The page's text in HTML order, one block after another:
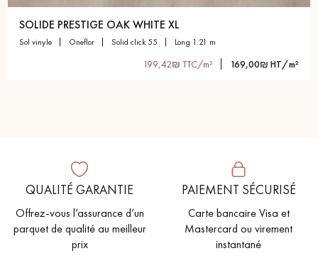
SOLIDE PRESTIGE OAK WHITE XL
sol vinyle oneflor solid click 55 long 1.21 m
199,42₪ TTC/m² 169,00₪ HT/m²
QUALITÉ GARANTIE
Offrez-vous l’assurance d’un
parquet de qualité au meilleur
prix
PAIEMENT SÉCURISÉ
Carte bancaire Visa et
Mastercard ou virement
instantané